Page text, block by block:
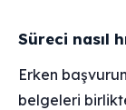
Süreci nasıl
Erken
belgeleri